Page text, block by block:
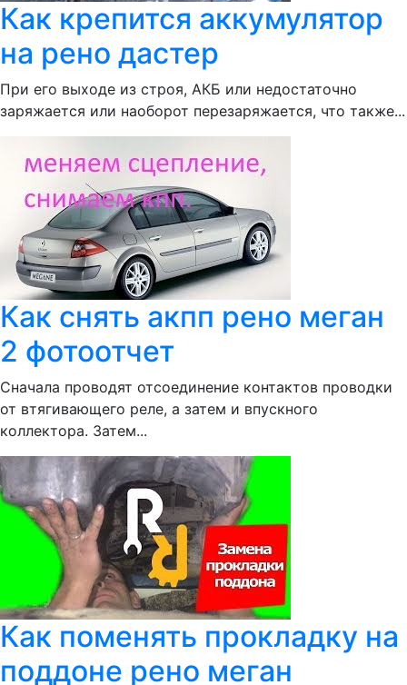
Как крепится аккумулятор
на рено дастер
При его выходе из строя, АКБ или недостаточно
заряжается или наоборот перезаряжается, что также...
Как снять акпп рено меган
2 фотоотчет
Сначала проводят отсоединение контактов проводки
от втягивающего реле, а затем и впускного
коллектора. Затем...
Как поменять прокладку на
поддоне рено меган